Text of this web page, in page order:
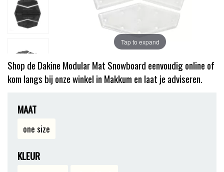
Tap to expand
Shop de Dakine Modular Mat Snowboard eenvoudig online of
kom langs bij onze winkel in Makkum en laat je adviseren.
MAAT
one size
KLEUR